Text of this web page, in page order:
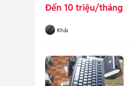
Đến 10 triệu/tháng
Khải